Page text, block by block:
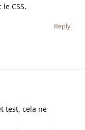
CSS.
Reply
test, cela ne